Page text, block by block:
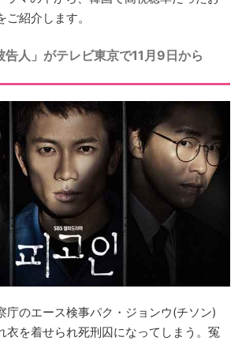
紹介します。
告人」がテレビ東京で11月9日から
庁のエース検事パク・ジョンウ(チソン)
衣を着せられ死刑囚になってしまう。冤